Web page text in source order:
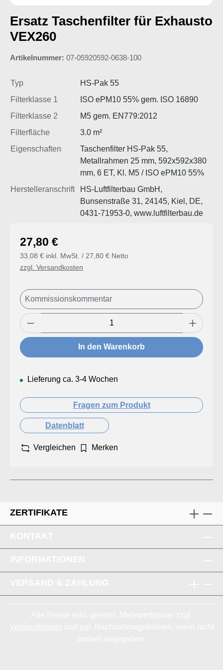
Ersatz Taschenfilter für Exhausto
VEX260
Artikelnummer: 07-05920592-0638-100
Typ
HS-Pak 55
Filterklasse 1
ISO ePM10 55% gem. ISO 16890
Filterklasse 2
M5 gem. EN779:2012
Filterfläche
3.0 m²
Eigenschaften
Taschenfilter HS-Pak 55,
Metallrahmen 25 mm, 592x592x380
mm, 6 ET, Kl. M5 / ISO ePM10 55%
Herstelleranschrift
HS-Luftfilterbau GmbH,
Bunsenstraße 31, 24145, Kiel, DE,
0431-71953-0, www.luftfilterbau.de
Regulärer Preis:
27,80 €
33,08 € inkl. MwSt. / 27,80 € Netto
zzgl. Versandkosten
Produkt Anzahl: Gib den gewünschten
In den Warenkorb
Lieferung ca. 3-4 Wochen
Fragen zum Produkt
Datenblatt
Vergleichen Merken
ZERTIFIKATE